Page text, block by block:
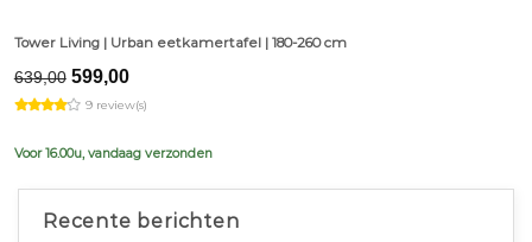
Tower Living | Urban eetkamertafel | 180-260 cm
639,00 Original
price
was:
599,00Current
is:
9 review(s)
Voor 16.00u, vandaag verzonden
Recente berichten